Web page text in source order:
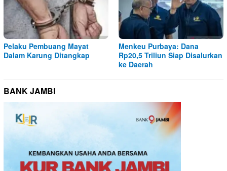
Pelaku Pembuang Mayat
Dalam Karung Ditangkap
Menkeu Purbaya: Dana
Rp20,5 Triliun Siap Disalurkan
ke Daerah
BANK JAMBI